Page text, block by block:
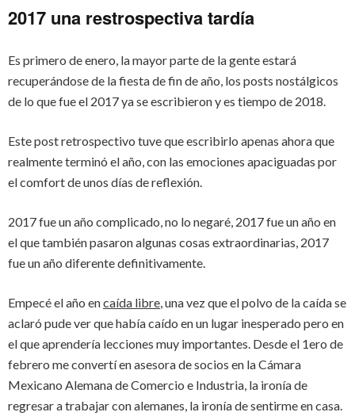
2017 una restrospectiva tardía
Es primero de enero, la mayor parte de la gente estará
recuperándose de la fiesta de fin de año, los posts nostálgicos
de lo que fue el 2017 ya se escribieron y es tiempo de 2018.
Este post retrospectivo tuve que escribirlo apenas ahora que
realmente terminó el año, con las emociones apaciguadas por
el comfort de unos días de reflexión.
2017 fue un año complicado, no lo negaré, 2017 fue un año en
el que también pasaron algunas cosas extraordinarias, 2017
fue un año diferente definitivamente.
Empecé el año encaída libre, una vez que el polvo de la caída se
aclaró pude ver que había caído en un lugar inesperado pero en
el que aprendería lecciones muy importantes. Desde el 1ero de
febrero me convertí en asesora de socios en la Cámara
Mexicano Alemana de Comercio e Industria, la ironía de
regresar a trabajar con alemanes, la ironía de sentirme en casa.